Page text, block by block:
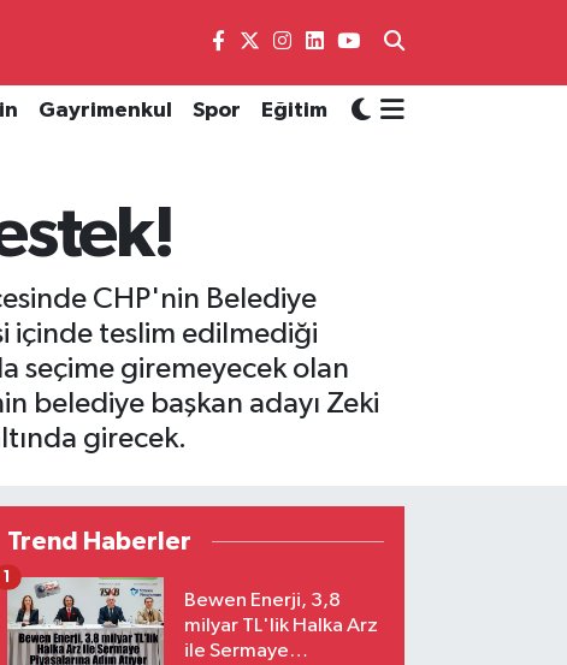
Gayrimenkul Spor Eğitim
CHP'nin Belediye
içinde teslim edilmediği
seçime giremeyecek olan
belediye başkan adayı Zeki
girecek.
Trend Haberler
Bewen Enerji, 3,8
milyar TL'lik Halka Arz
ile Sermaye
1